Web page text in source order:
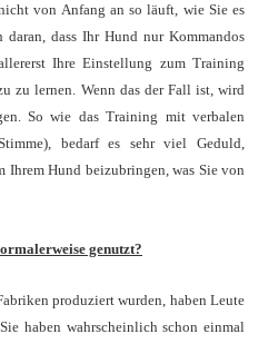
von Anfang an so läuft, wie Sie es
daran, dass Ihr Hund nur Kommandos
Ihre Einstellung zum Training
zu lernen. Wenn das der Fall ist, wird
So wie das Training mit verbalen
bedarf es sehr viel Geduld,
Ihrem Hund beizubringen, was Sie von
genutzt?
produziert wurden, haben Leute
haben wahrscheinlich schon einmal